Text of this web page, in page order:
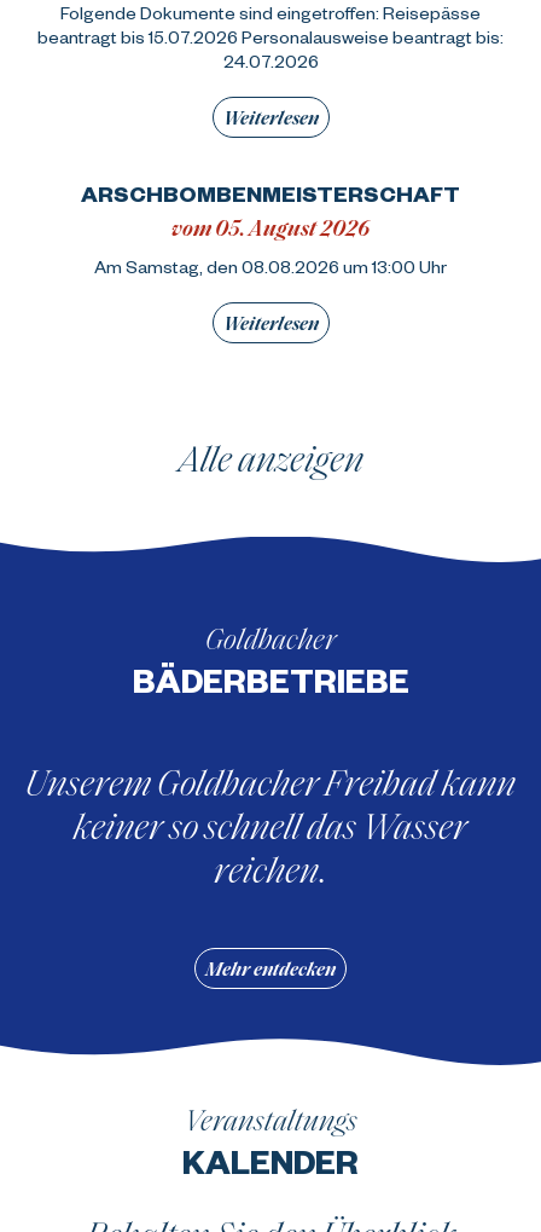
Folgende Dokumente sind eingetroffen: Reisepässe
beantragt bis 15.07.2026 Personalausweise beantragt bis:
24.07.2026
Weiterlesen
ARSCHBOMBENMEISTERSCHAFT
vom 05. August 2026
Am Samstag, den 08.08.2026 um 13:00 Uhr
Weiterlesen
Alle anzeigen
Goldbacher
BÄDERBETRIEBE
Unserem Goldbacher Freibad kann
keiner so schnell das Wasser
reichen.
Mehr entdecken
Veranstaltungs
KALENDER